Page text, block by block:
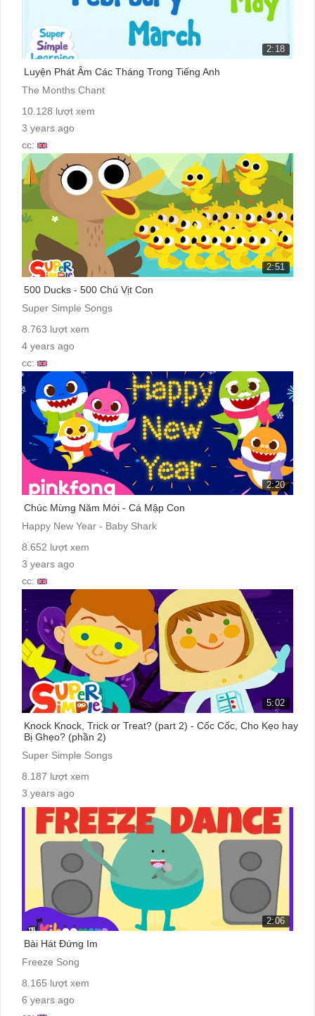
2:18
Luyện Phát Âm Các Tháng Trong Tiếng Anh
The Months Chant
10.128 lượt xem
3 years ago
cc:
2:51
500 Ducks - 500 Chú Vịt Con
Super Simple Songs
8.763 lượt xem
4 years ago
cc:
2:20
Chúc Mừng Năm Mới - Cá Mập Con
Happy New Year - Baby Shark
8.652 lượt xem
3 years ago
cc:
5:02
Knock Knock, Trick or Treat? (part 2) - Cốc Cốc, Cho Kẹo hay
Bị Ghẹo? (phần 2)
Super Simple Songs
8.187 lượt xem
3 years ago
cc:
2:06
Bài Hát Đứng Im
Freeze Song
8.165 lượt xem
6 years ago